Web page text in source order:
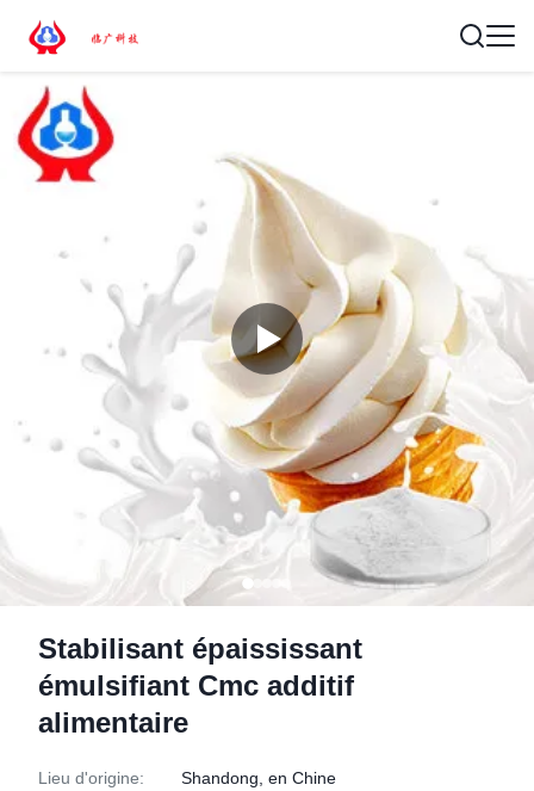
Stabilisant épaississant
émulsifiant Cmc additif
alimentaire
Lieu d'origine: Shandong, en Chine